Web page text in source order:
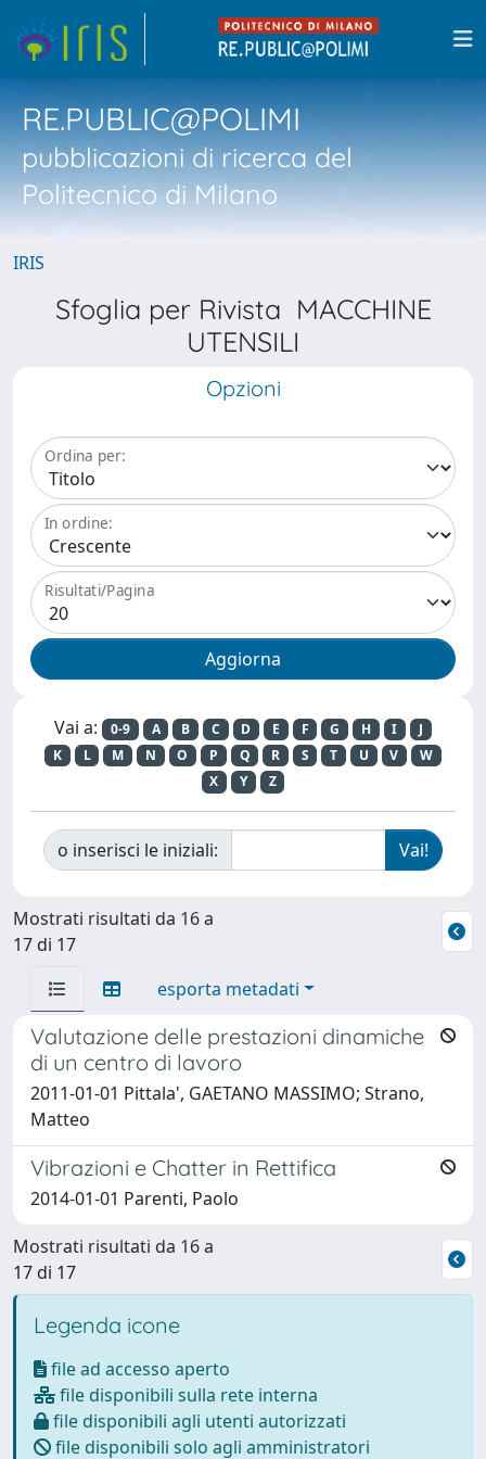
RE.PUBLIC@POLIMI
pubblicazioni di ricerca del
Politecnico di Milano
IRIS
Sfoglia per Rivista MACCHINE
UTENSILI
Opzioni
Ordina per:
In ordine:
Risultati/Pagina
Vai a: 0-9 A B C D E F G H I
J
K
L M N O P Q R S T U V
W
X
Y Z
o inserisci le iniziali:
Mostrati risultati da 16 a
17 di 17
esporta metadati
Valutazione delle prestazioni dinamiche
di un centro di lavoro
2011-01-01 Pittala', GAETANO MASSIMO; Strano,
Matteo
Vibrazioni e Chatter in Rettifica
2014-01-01 Parenti, Paolo
Mostrati risultati da 16 a
17 di 17
Legenda icone
file ad accesso aperto
file disponibili sulla rete interna
file disponibili agli utenti autorizzati
file disponibili solo agli amministratori